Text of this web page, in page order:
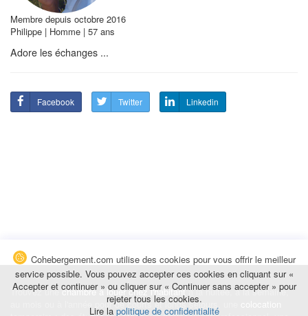
Membre depuis octobre 2016
Philippe | Homme | 57 ans
Adore les échanges ...
Facebook Twitter Linkedin
Trouvez unechambre à louer chez l'habitantà la nuitée, à la semaine,
au mois ou à l'année pour de courts et longs séjours, une
Cohebergement.com utilise des cookies pour vous offrir le meilleur
service possible. Vous pouvez accepter ces cookies en cliquant sur «
Accepter et continuer » ou cliquer sur « Continuer sans accepter » pour
rejeter tous les cookies.
Lire la politique de confidentialité